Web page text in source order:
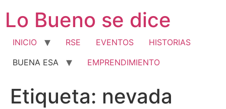
contenido
Lo Bueno se dice
INICIO RSE EVENTOS
HISTORIAS
BUENA ESA
EMPRENDIMIENTO
Etiqueta: nevada